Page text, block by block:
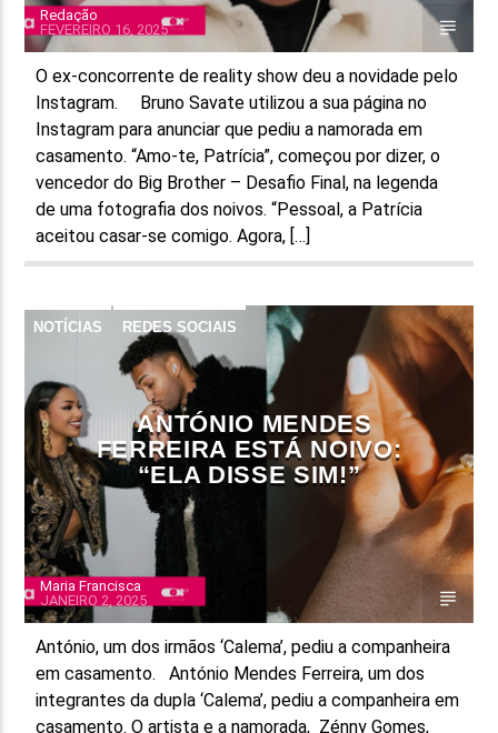
Redação
FEVEREIRO 16, 2025
O ex-concorrente de reality show deu a novidade pelo
Instagram. Bruno Savate utilizou a sua página no
Instagram para anunciar que pediu a namorada em
casamento. “Amo-te, Patrícia”, começou por dizer, o
vencedor do Big Brother – Desafio Final, na legenda
de uma fotografia dos noivos. “Pessoal, a Patrícia
aceitou casar-se comigo. Agora, […]
NOTÍCIAS REDES SOCIAIS
ANTÓNIO MENDES
FERREIRA ESTÁ NOIVO:
“ELA DISSE SIM!”
Maria Francisca
JANEIRO 2, 2025
António, um dos irmãos ‘Calema’, pediu a companheira
em casamento. António Mendes Ferreira, um dos
integrantes da dupla ‘Calema’, pediu a companheira em
casamento. O artista e a namorada, Zénny Gomes,